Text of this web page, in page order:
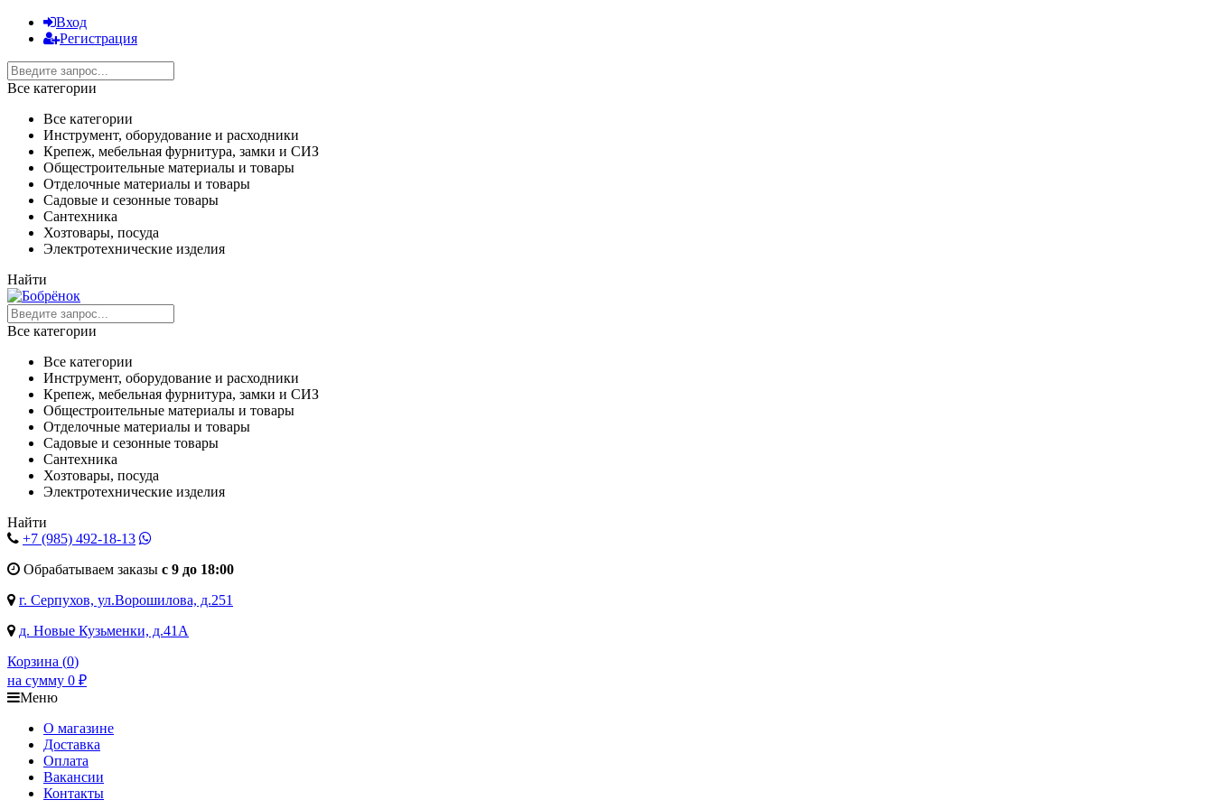
Вход
Регистрация
Все категории
Все категории
Инструмент, оборудование и расходники
Крепеж, мебельная фурнитура, замки и СИЗ
Общестроительные материалы и товары
Отделочные материалы и товары
Садовые и сезонные товары
Сантехника
Хозтовары, посуда
Электротехнические изделия
Найти
Все категории
Все категории
Инструмент, оборудование и расходники
Крепеж, мебельная фурнитура, замки и СИЗ
Общестроительные материалы и товары
Отделочные материалы и товары
Садовые и сезонные товары
Сантехника
Хозтовары, посуда
Электротехнические изделия
Найти
+7 (985) 492-18-13
Обрабатываем заказы с 9 до 18:00
г. Серпухов, ул.Ворошилова, д.251
д. Новые Кузьменки, д.41А
Корзина (0)
на сумму 0 ₽
Меню
О магазине
Доставка
Оплата
Вакансии
Контакты